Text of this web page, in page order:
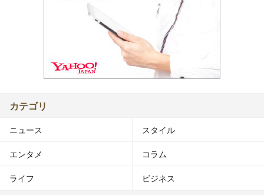
カテゴリ
ニュース スタイル
エンタメ コラム
ライフ ビジネス